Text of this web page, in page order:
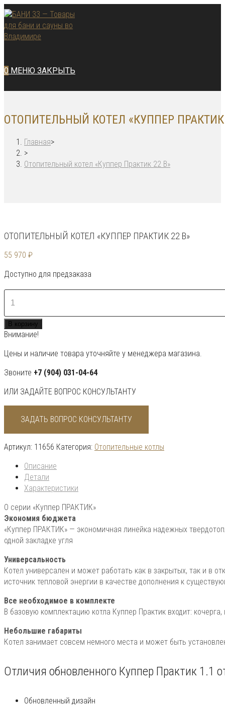
Перейти
к
содержимому
0 МЕНЮ ЗАКРЫТЬ
ОТОПИТЕЛЬНЫЙ КОТЕЛ «КУППЕР ПРАКТИК
Главная>
>
Отопительный котел «Куппер Практик 22 В»
ОТОПИТЕЛЬНЫЙ КОТЕЛ «КУППЕР ПРАКТИК 22 В»
55 970 ₽
Доступно для предзаказа
Количество
товара
Отопительный
котел
«Куппер
Практик
22
В»
В корзину
Внимание!
Цены и наличие товара уточняйте у менеджера магазина.
Звоните +7 (904) 031-04-64
ИЛИ ЗАДАЙТЕ ВОПРОС КОНСУЛЬТАНТУ
ЗАДАТЬ ВОПРОС КОНСУЛЬТАНТУ
Артикул: 11656 Категория: Отопительные котлы
Описание
Детали
Характеристики
О серии «Куппер ПРАКТИК»
Экономия бюджета
«Куппер ПРАКТИК» — экономичная линейка надежных
одной закладке угля
Универсальность
Котел универсален и может работать как в закрытых, так и в
источник тепловой энергии в качестве дополнения к
Все необходимое в комплекте
В базовую комплектацию котла Куппер Практик входит:
Небольшие габариты
Котел занимает совсем немного места и может быть
Отличия обновленного Куппер Практик 1.1
Обновленный дизайн